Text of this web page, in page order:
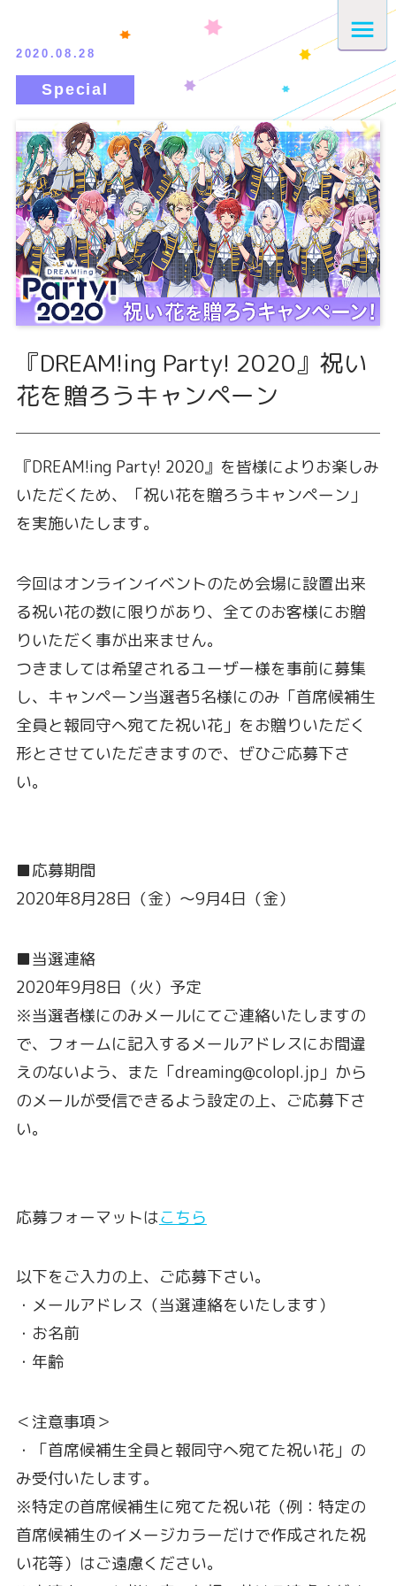
2020.08.28
『DREAM!ing Party! 2020』祝い
花を贈ろうキャンペーン
『DREAM!ing Party! 2020』を皆様によりお楽しみ
いただくため、「祝い花を贈ろうキャンペーン」
を実施いたします。
今回はオンラインイベントのため会場に設置出来
る祝い花の数に限りがあり、全てのお客様にお贈
りいただく事が出来ません。
つきましては希望されるユーザー様を事前に募集
し、キャンペーン当選者5名様にのみ「首席候補生
全員と報同守へ宛てた祝い花」をお贈りいただく
形とさせていただきますので、ぜひご応募下さ
い。
■応募期間
2020年8月28日（金）～9月4日（金）
■当選連絡
2020年9月8日（火）予定
※当選者様にのみメールにてご連絡いたしますの
で、フォームに記入するメールアドレスにお間違
えのないよう、また「dreaming@colopl.jp」から
のメールが受信できるよう設定の上、ご応募下さ
い。
応募フォーマットはこちら
以下をご入力の上、ご応募下さい。
・メールアドレス（当選連絡をいたします）
・お名前
・年齢
＜注意事項＞
・「首席候補生全員と報同守へ宛てた祝い花」の
み受付いたします。
※特定の首席候補生に宛てた祝い花（例：特定の
首席候補生のイメージカラーだけで作成された祝
い花等）はご遠慮ください。